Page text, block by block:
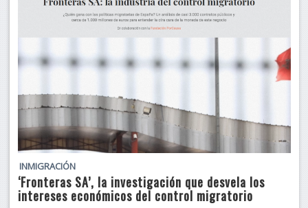
INMIGRACIÓN
‘Fronteras SA’, la investigación que desvela los
intereses económicos del control migratorio